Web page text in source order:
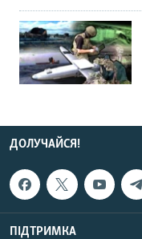
ДОЛУЧАЙСЯ!
ПІДТРИМКА